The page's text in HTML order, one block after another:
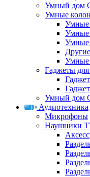
Умный дом
Умные
Умные
Умные
Умные
Другие
Умные
Гаджеты
Умный дом
Аудиотехника
Микрофоны
Наушники